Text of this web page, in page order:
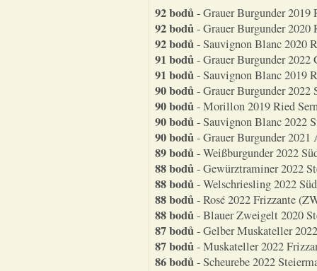
92 bodů- Grauer Burgunder 2019
92 bodů- Grauer Burgunder 2020
92 bodů- Sauvignon Blanc 2020
91 bodů- Grauer Burgunder 2022
91 bodů- Sauvignon Blanc 2019
90 bodů- Grauer Burgunder 2022
90 bodů- Morillon 2019 Ried
90 bodů- Sauvignon Blanc 2022
90 bodů- Grauer Burgunder 2021
89 bodů- Weißburgunder 2022
88 bodů- Gewürztraminer 2022
88 bodů- Welschriesling 2022
88 bodů- Rosé 2022 Frizzante
88 bodů- Blauer Zweigelt 2020
87 bodů- Gelber Muskateller
87 bodů- Muskateller 2022
86 bodů- Scheurebe 2022